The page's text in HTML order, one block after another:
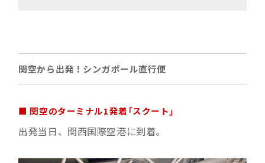
関空から出発！シンガポール直行便
■ 関空のターミナル1発着「スクート」
出発当日、関西国際空港に到着。